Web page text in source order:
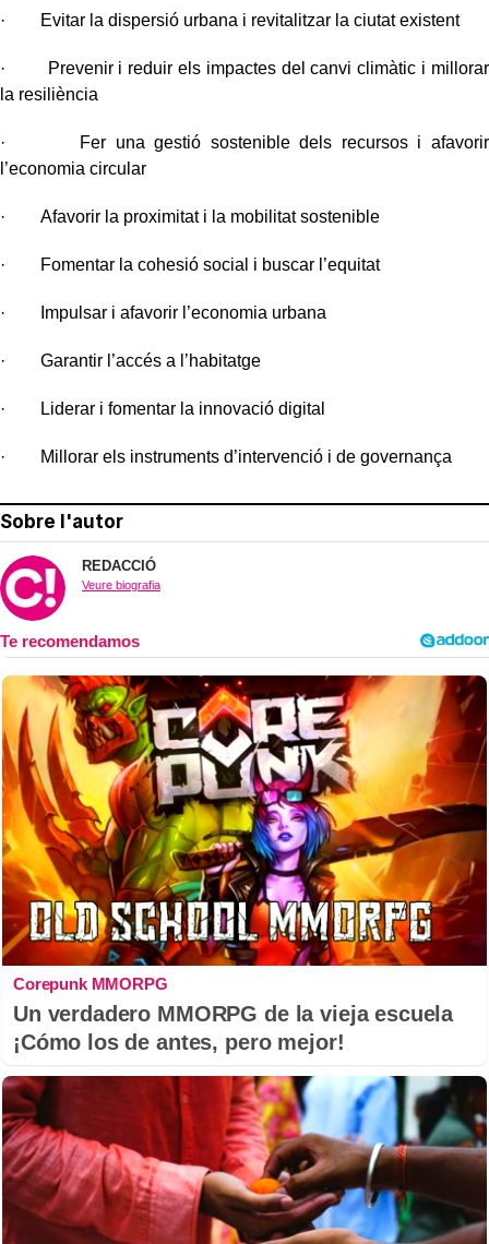
· Evitar la dispersió urbana i revitalitzar la ciutat existent
· Prevenir i reduir els impactes del canvi climàtic i millorar
la resiliència
· Fer una gestió sostenible dels recursos i afavorir
l’economia circular
· Afavorir la proximitat i la mobilitat sostenible
· Fomentar la cohesió social i buscar l’equitat
· Impulsar i afavorir l’economia urbana
· Garantir l’accés a l’habitatge
· Liderar i fomentar la innovació digital
· Millorar els instruments d’intervenció i de governança
Sobre l'autor
REDACCIÓ
Veure biografia
Corepunk MMORPG
Un verdadero MMORPG de la vieja escuela
¡Cómo los de antes, pero mejor!